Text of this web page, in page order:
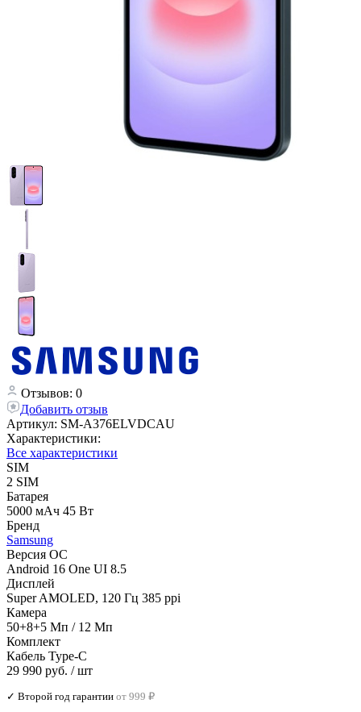
Отзывов: 0
Добавить отзыв
Артикул: SM-A376ELVDCAU
Характеристики:
Все характеристики
SIM
2 SIM
Батарея
5000 мАч 45 Вт
Бренд
Samsung
Версия ОС
Android 16 One UI 8.5
Дисплей
Super AMOLED, 120 Гц 385 ppi
Камера
50+8+5 Мп / 12 Мп
Комплект
Кабель Type-C
29 990 руб. / шт
✓ Второй год гарантии от 999 ₽